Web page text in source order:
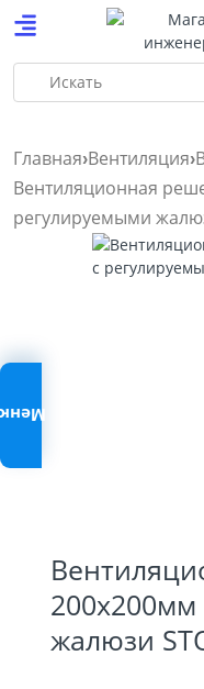
Искать
Главная Вентиляция
Вентиляционная
регулируемыми
жалюзи